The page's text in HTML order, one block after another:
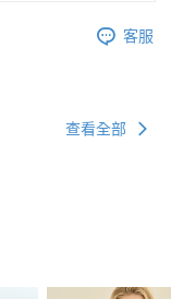
客服
查看全部